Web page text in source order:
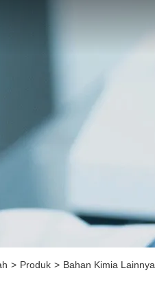
> Produk > Bahan Kimia Lainnya